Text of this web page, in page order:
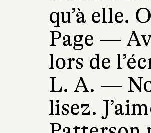
qu’à elle.
Page —
lors de
L. A. —
lisez.